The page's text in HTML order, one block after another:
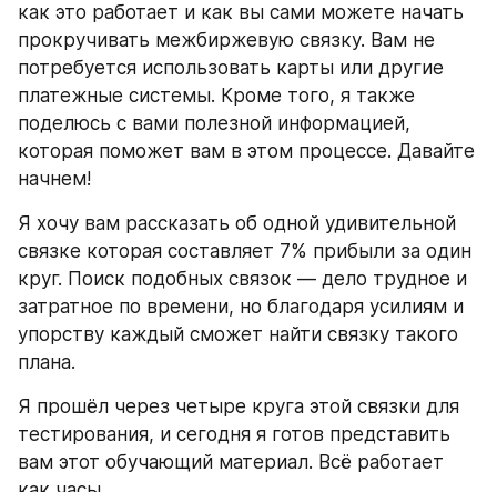
как это работает и как вы сами можете начать
прокручивать межбиржевую связку. Вам не
потребуется использовать карты или другие
платежные системы. Кроме того, я также
поделюсь с вами полезной информацией,
которая поможет вам в этом процессе. Давайте
начнем!
Я хочу вам рассказать об одной удивительной
связке которая составляет 7% прибыли за один
круг. Поиск подобных связок — дело трудное и
затратное по времени, но благодаря усилиям и
упорству каждый сможет найти связку такого
плана.
Я прошёл через четыре круга этой связки для
тестирования, и сегодня я готов представить
вам этот обучающий материал. Всё работает